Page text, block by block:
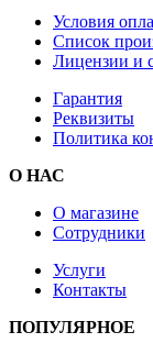
Условия
Список
Лицензии и
Гарантия
Реквизиты
Политика
О НАС
О магазине
Сотрудники
Услуги
Контакты
ПОПУЛЯРНОЕ